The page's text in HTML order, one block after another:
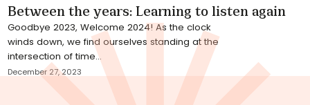
Between the years: Learning to listen again
Goodbye 2023, Welcome 2024! As the clock
winds down, we find ourselves standing at the
intersection of time...
December 27, 2023